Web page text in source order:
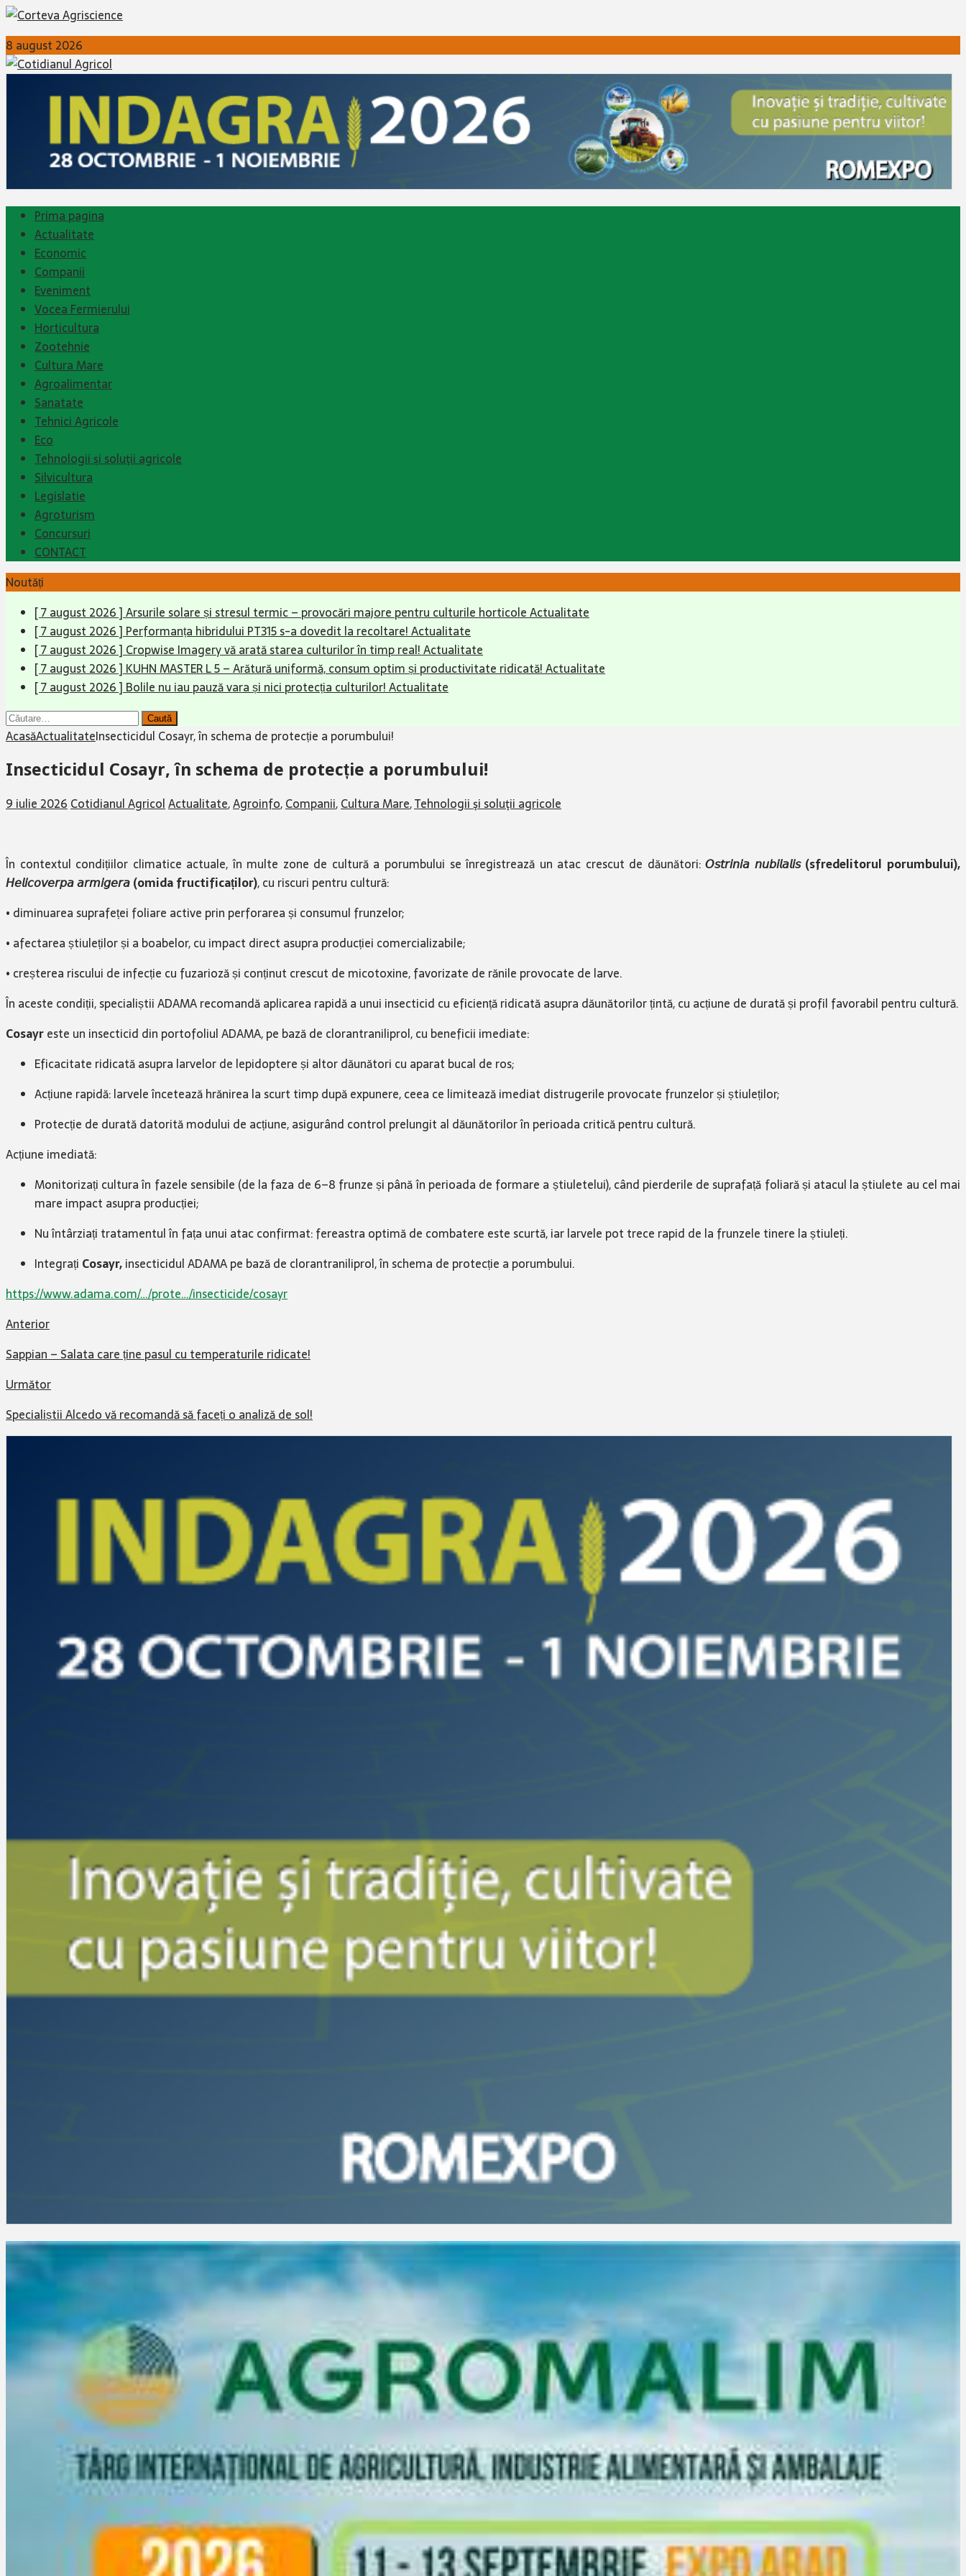
8 august 2026
Prima pagina
Actualitate
Economic
Companii
Eveniment
Vocea Fermierului
Horticultura
Zootehnie
Cultura Mare
Agroalimentar
Sanatate
Tehnici Agricole
Eco
Tehnologii şi soluţii agricole
Silvicultura
Legislatie
Agroturism
Concursuri
CONTACT
Noutăți
[ 7 august 2026 ]Arsurile solare și stresul termic – provocări majore pentru culturile horticoleActualitate
[ 7 august 2026 ]Performanța hibridului PT315 s-a dovedit la recoltare!Actualitate
[ 7 august 2026 ]Cropwise Imagery vă arată starea culturilor în timp real!Actualitate
[ 7 august 2026 ]KUHN MASTER L 5 – Arătură uniformă, consum optim și productivitate ridicată!Actualitate
[ 7 august 2026 ]Bolile nu iau pauză vara și nici protecția culturilor!Actualitate
Caută
după:
AcasăActualitateInsecticidul Cosayr, în schema de protecție a porumbului!
Insecticidul Cosayr, în schema de protecție a porumbului!
9 iulie 2026 Cotidianul AgricolActualitate,Agroinfo,Companii,Cultura Mare,Tehnologii şi soluţii agricole
În contextul condițiilor climatice actuale, în multe zone de cultură a porumbului se înregistrează un atac crescut de dăunători:𝘖𝘴𝘵𝘳𝘪𝘯𝘪𝘢 𝘯𝘶𝘣𝘪𝘭𝘢𝘭𝘪𝘴 (sfredelitorul porumbului),
𝘏𝘦𝘭𝘪𝘤𝘰𝘷𝘦𝘳𝘱𝘢 𝘢𝘳𝘮𝘪𝘨𝘦𝘳𝘢 (omida fructificaților), cu riscuri pentru cultură:
• diminuarea suprafeței foliare active prin perforarea și consumul frunzelor;
• afectarea știuleților și a boabelor, cu impact direct asupra producției comercializabile;
• creșterea riscului de infecție cu fuzarioză și conținut crescut de micotoxine, favorizate de rănile provocate de larve.
În aceste condiții, specialiștii ADAMA recomandă aplicarea rapidă a unui insecticid cu eficiență ridicată asupra dăunătorilor țintă, cu acțiune de durată și profil favorabil pentru cultură.
Cosayreste un insecticid din portofoliul ADAMA, pe bază de clorantraniliprol, cu beneficii imediate:
Eficacitate ridicată asupra larvelor de lepidoptere și altor dăunători cu aparat bucal de ros;
Acțiune rapidă: larvele încetează hrănirea la scurt timp după expunere, ceea ce limitează imediat distrugerile provocate frunzelor și știuleților;
Protecție de durată datorită modului de acțiune, asigurând control prelungit al dăunătorilor în perioada critică pentru cultură.
Acțiune imediată:
Monitorizați cultura în fazele sensibile (de la faza de 6–8 frunze și până în perioada de formare a știuletelui), când pierderile de suprafață foliară și atacul la știulete au cel mai
mare impact asupra producției;
Nu întârziați tratamentul în fața unui atac confirmat: fereastra optimă de combatere este scurtă, iar larvele pot trece rapid de la frunzele tinere la știuleți.
Integrați Cosayr,insecticidul ADAMA pe bază de clorantraniliprol, în schema de protecție a porumbului.
https://www.adama.com/…/prote…/insecticide/cosayr
Anterior
Sappian – Salata care ține pasul cu temperaturile ridicate!
Următor
Specialiștii Alcedo vă recomandă să faceți o analiză de sol!